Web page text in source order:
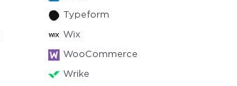
Typeform
Wix
WooCommerce
Wrike